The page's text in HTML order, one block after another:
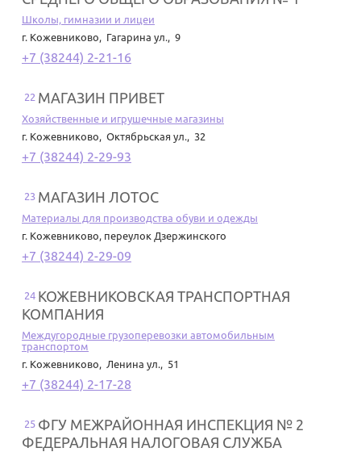
Школы, гимназии и лицеи
г. Кожевниково, Гагарина ул., 9
+7 (38244) 2-21-16
22 МАГАЗИН ПРИВЕТ
Хозяйственные и игрушечные магазины
г. Кожевниково, Октябрьская ул., 32
+7 (38244) 2-29-93
23 МАГАЗИН ЛОТОС
Материалы для производства обуви и одежды
г. Кожевниково, переулок Дзержинского
+7 (38244) 2-29-09
24 КОЖЕВНИКОВСКАЯ ТРАНСПОРТНАЯ
КОМПАНИЯ
Междугородные грузоперевозки автомобильным
транспортом
г. Кожевниково, Ленина ул., 51
+7 (38244) 2-17-28
25 ФГУ МЕЖРАЙОННАЯ ИНСПЕКЦИЯ № 2
ФЕДЕРАЛЬНАЯ НАЛОГОВАЯ СЛУЖБА